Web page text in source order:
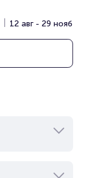
12 авг - 29 нояб